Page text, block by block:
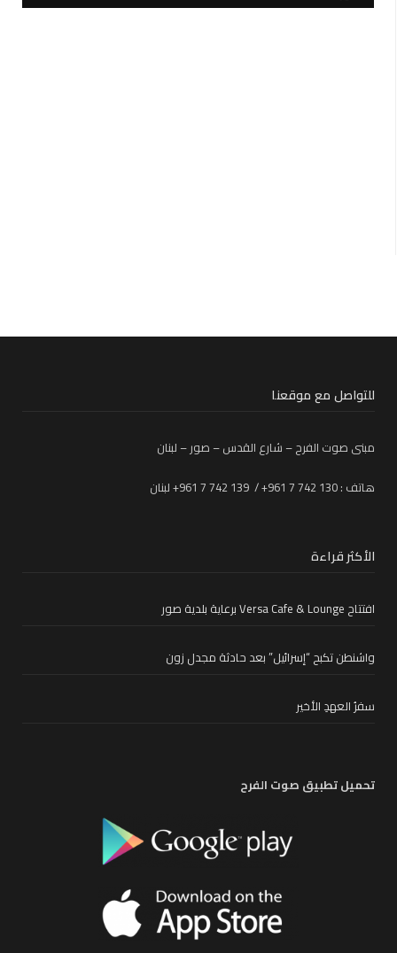
للتواصل مع موقعنا
مبنى صوت الفرح – شارع القدس – صور – لبنان
هاتف : 130 742 7 961+ / 139 742 7 961+ لبنان
الأكثر قراءة
افتتاح Versa Cafe & Lounge برعاية بلدية صور
واشنطن تكبح “إسرائيل” بعد حادثة مجدل زون
سفرُ العهدِ الأخير
تحميل تطبيق صوت الفرح